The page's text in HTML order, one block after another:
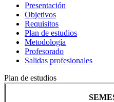
Presentación
Objetivos
Requisitos
Plan de estudios
Metodología
Profesorado
Salidas profesionales
Plan de estudios